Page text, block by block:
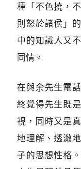
種「不色撓，
則怒於諸侯」
中的知識人又
同情。
在與余先生電
終覺得先生既
視，同時又是
地理解、透澈
子的思想性格